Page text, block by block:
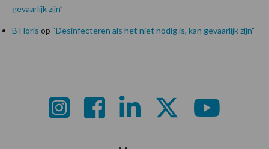
gevaarlijk zijn”
B Floris op “Desinfecteren als het niet nodig is, kan gevaarlijk zijn”